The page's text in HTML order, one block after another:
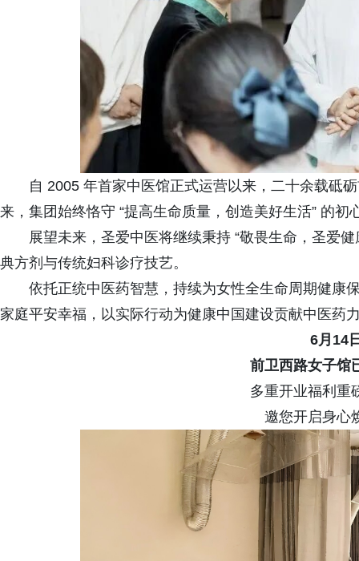
自 2005 年首家中医馆正式运营以来，二十余载砥
来，集团始终恪守 “提高生命质量，创造美好生活” 的初
展望未来，圣爱中医将继续秉持 “敬畏生命，圣爱
典方剂与传统妇科诊疗技艺。
依托正统中医药智慧，持续为女性全生命周期健康
家庭平安幸福，以实际行动为健康中国建设贡献中医药
6月14
前卫西路女子馆
多重开业福利重
邀您开启身心